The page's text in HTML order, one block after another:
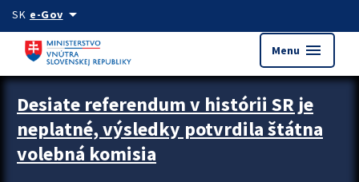
Preskocit na hlavný obsah
SK e-Govarrow_drop_down
Menu menu
Zastavit automatický posun upútavok
Desiate referendum v histórii SR je
neplatné, výsledky potvrdila štátna
volebná komisia